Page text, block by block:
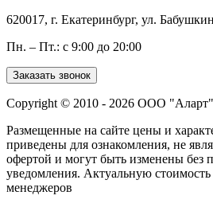
620017, г. Екатеринбург, ул.
Пн. – Пт.: с 9:00 до 20:00
Заказать звонок
Copyright © 2010 - 2026 ООО
Размещенные на сайте цены и
приведены для ознакомления, не
офертой и могут быть изменены без
уведомления. Актуальную
менеджеров